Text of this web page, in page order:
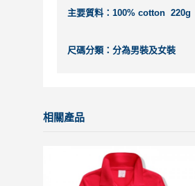
主要質料：100% cotton 220g
尺碼分類：分為男裝及女裝
相關產品